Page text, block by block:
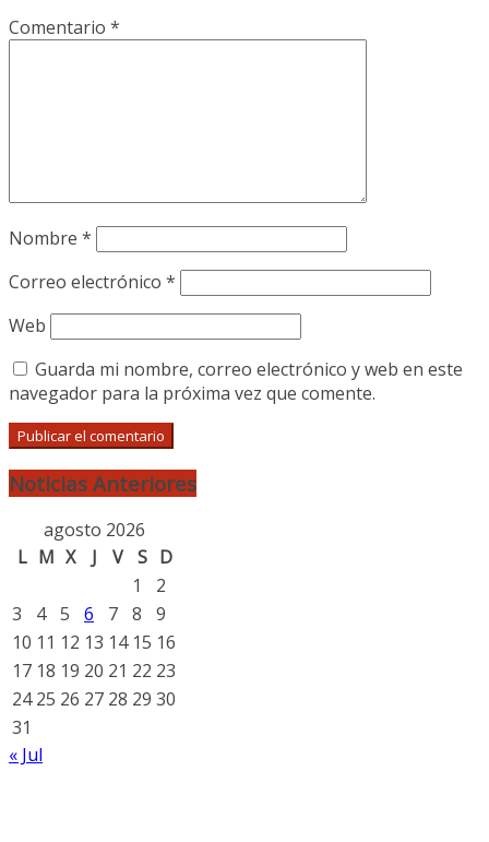
Comentario *
Nombre *
Correo electrónico *
Web
Guarda mi nombre, correo electrónico y web en este
navegador para la próxima vez que comente.
Noticias Anteriores
agosto 2026
L M X J V S D
1
2
3
4 5 6 7 8
9
10 11 12 13 14 15 16
17 18 19 20 21 22 23
24 25 26 27 28 29 30
31
« Jul